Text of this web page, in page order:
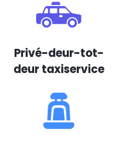
Privé-deur-tot-
deur taxiservice